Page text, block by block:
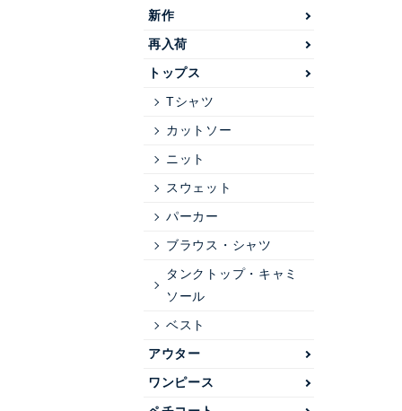
新作
再入荷
トップス
Tシャツ
カットソー
ニット
スウェット
パーカー
ブラウス・シャツ
タンクトップ・キャミ
ソール
ベスト
アウター
ワンピース